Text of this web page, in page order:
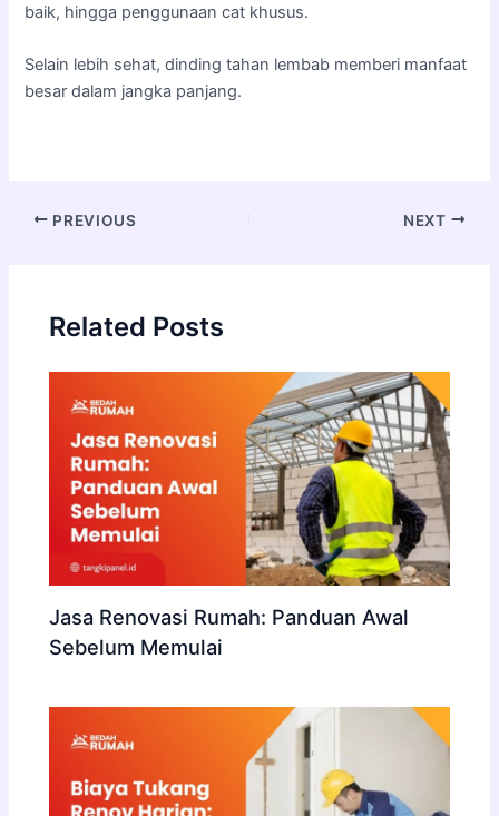
baik, hingga penggunaan cat khusus.
Selain lebih sehat, dinding tahan lembab memberi manfaat
besar dalam jangka panjang.
PREVIOUS NEXT
Related Posts
Jasa Renovasi Rumah: Panduan Awal
Sebelum Memulai